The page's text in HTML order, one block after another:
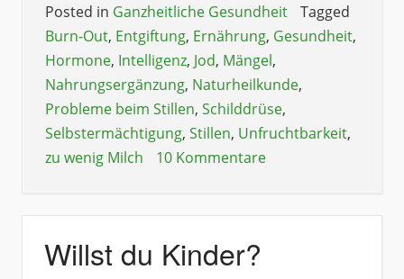
Posted in Ganzheitliche Gesundheit
Tagged
Burn-Out, Entgiftung, Ernährung, Gesundheit,
Hormone, Intelligenz, Jod, Mängel,
Nahrungsergänzung, Naturheilkunde,
Probleme beim Stillen, Schilddrüse,
Selbstermächtigung, Stillen, Unfruchtbarkeit,
zu wenig Milch
10 Kommentare
Willst du Kinder?